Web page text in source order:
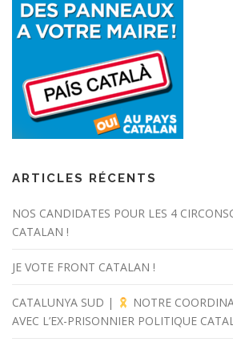
ARTICLES RÉCENTS
NOS CANDIDATES POUR LES 4
CATALAN !
JE VOTE FRONT CATALAN !
CATALUNYA SUD |
NOTRE
AVEC L’EX-PRISONNIER POLITIQUE